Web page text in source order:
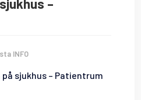
INFO
sjukhus – Patientrum